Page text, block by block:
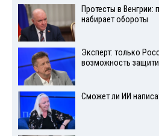
Протесты в Венгрии:
набирает обороты
Эксперт: только
возможность
Сможет ли ИИ